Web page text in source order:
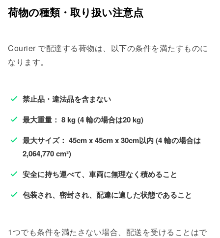
荷物の種類・取り扱い注意点
Courier で配達する荷物は、以下の条件を満たすものに
なります。
禁止品・違法品を含まない
最大重量： 8 kg (4 輪の場合は20 kg)
最大サイズ： 45cm x 45cm x 30cm以内 (4 輪の場合は
2,064,770 cm³)
安全に持ち運べて、車両に無理なく積めること
包装され、密封され、配達に適した状態であること
1つでも条件を満たさない場合、配送を受けることはで